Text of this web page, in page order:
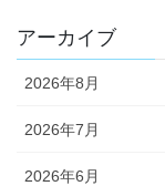
アーカイブ
2026年8月
2026年7月
2026年6月